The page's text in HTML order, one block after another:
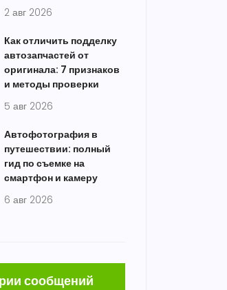
2 авг 2026
Как отличить подделку
автозапчастей от
оригинала: 7 признаков
и методы проверки
5 авг 2026
Автофотография в
путешествии: полный
гид по съемке на
смартфон и камеру
6 авг 2026
сообщений